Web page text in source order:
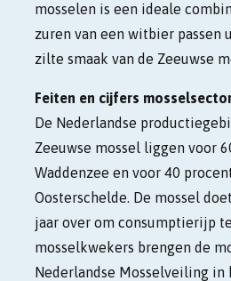
mosselen is een ideale
zuren van een witbier passen
zilte smaak van de Zeeuwse
Feiten en cijfers
De Nederlandse
Zeeuwse mossel liggen voor
Waddenzee en voor 40
Oosterschelde. De mossel
jaar over om consumptierijp
mosselkwekers brengen de
Nederlandse Mosselveiling in